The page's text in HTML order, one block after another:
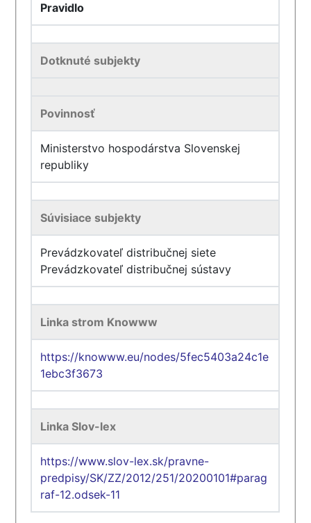
Pravidlo
Dotknuté subjekty
Povinnosť
Ministerstvo hospodárstva Slovenskej
republiky
Súvisiace subjekty
Prevádzkovateľ distribučnej siete
Prevádzkovateľ distribučnej sústavy
Linka strom Knowww
https://knowww.eu/nodes/5fec5403a24c1e
1ebc3f3673
Linka Slov-lex
https://www.slov-lex.sk/pravne-
predpisy/SK/ZZ/2012/251/20200101#parag
raf-12.odsek-11